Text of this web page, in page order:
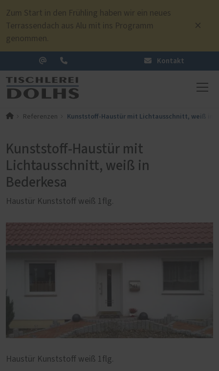
Zum Start in den Frühling haben wir ein neues
Terrassendach aus Alu mit ins Programm
genommen.
Kontakt
Referenzen Kunststoff-Haustür mit Lichtausschnitt, weiß in
Kunststoff-Haustür mit
Lichtausschnitt, weiß in
Bederkesa
Haustür Kunststoff weiß 1flg.
Haustür Kunststoff weiß 1flg.